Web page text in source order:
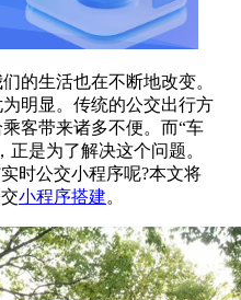
生活也在不断地改变。
明显。传统的公交出行方
客带来诸多不便。而“车
是为了解决这个问题。
时公交小程序呢?本文将
小程序搭建。